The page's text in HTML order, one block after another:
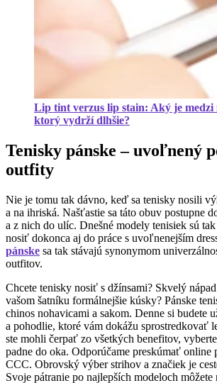
Lip tint verzus lip stain: Aký je medzi
ktorý vydrží dlhšie?
Tenisky pánske – uvoľnený
outfity
Nie je tomu tak dávno, keď sa tenisky nosili
a na ihriská. Našťastie sa táto obuv postupne
a z nich do ulíc. Dnešné modely tenisiek sú
nosiť dokonca aj do práce s uvoľnenejším
pánske sa tak stávajú synonymom
outfitov.
Chcete tenisky nosiť s džínsami? Skvelý
vašom šatníku formálnejšie kúsky? Pánske
chinos nohavicami a sakom. Denne si budete
a pohodlie, ktoré vám dokážu sprostredkovať
ste mohli čerpať zo všetkých benefitov,
padne do oka. Odporúčame preskúmať online
CCC. Obrovský výber strihov a značiek je
Svoje pátranie po najlepších modeloch